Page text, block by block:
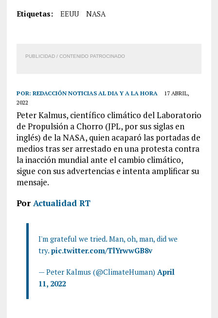
Etiquetas: EEUU NASA
PUBLICIDAD / CONTENIDO PATROCINADO
POR: REDACCIÓN NOTICIAS AL DIA Y A LA HORA
17 ABRIL,
2022
Peter Kalmus, científico climático del Laboratorio
de Propulsión a Chorro (JPL, por sus siglas en
inglés) de la NASA, quien acaparó las portadas de
medios tras ser arrestado en una protesta contra
la inacción mundial ante el cambio climático,
sigue con sus advertencias e intenta amplificar su
mensaje.
Por Actualidad RT
I'm grateful we tried. Man, oh, man, did we
try. pic.twitter.com/TlYrwwGB8v
— Peter Kalmus (@ClimateHuman) April
11, 2022